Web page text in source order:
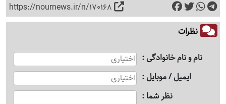
https://nournews.ir/n/170168
نظرات
نام و نام خانوادگی
ایمیل / موبایل
نظر شما